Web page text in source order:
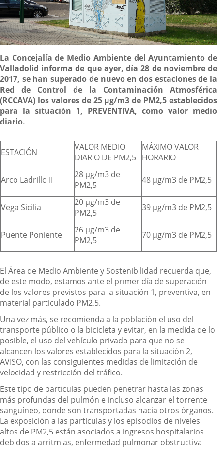
Descripción
La Concejalía de Medio Ambiente del Ayuntamiento de
Valladolid informa de que ayer, día 28 de noviembre de
2017, se han superado de nuevo en dos estaciones de la
Red de Control de la Contaminación Atmosférica
(RCCAVA) los valores de 25 µg/m3 de PM2,5 establecidos
para la situación 1, PREVENTIVA, como valor medio
diario.
ESTACIÓN
VALOR MEDIO
DIARIO DE PM2,5
MÁXIMO VALOR
HORARIO
Arco Ladrillo II
28 µg/m3 de
PM2,5
48 µg/m3 de PM2,5
Vega Sicilia
20 µg/m3 de
PM2,5
39 µg/m3 de PM2,5
Puente Poniente
26 µg/m3 de
PM2,5
70 µg/m3 de PM2,5
El Área de Medio Ambiente y Sostenibilidad recuerda que,
de este modo, estamos ante el primer día de superación
de los valores previstos para la situación 1, preventiva, en
material particulado PM2,5.
Una vez más, se recomienda a la población el uso del
transporte público o la bicicleta y evitar, en la medida de lo
posible, el uso del vehículo privado para que no se
alcancen los valores establecidos para la situación 2,
AVISO, con las consiguientes medidas de limitación de
velocidad y restricción del tráfico.
Este tipo de partículas pueden penetrar hasta las zonas
más profundas del pulmón e incluso alcanzar el torrente
sanguíneo, donde son transportadas hacia otros órganos.
La exposición a las partículas y los episodios de niveles
altos de PM2,5 están asociados a ingresos hospitalarios
debidos a arritmias, enfermedad pulmonar obstructiva